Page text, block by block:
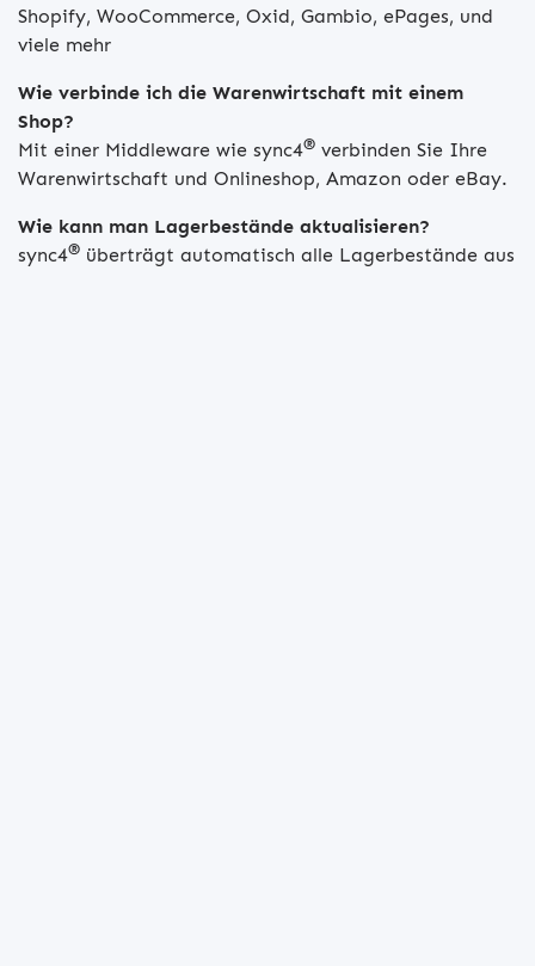
Shopify, WooCommerce, Oxid, Gambio, ePages, und
viele mehr
Wie verbinde ich die Warenwirtschaft mit einem
Shop?
Mit einer Middleware wie sync4® verbinden Sie Ihre
Warenwirtschaft und Onlineshop, Amazon oder eBay.
Wie kann man Lagerbestände aktualisieren?
sync4® überträgt automatisch alle Lagerbestände aus